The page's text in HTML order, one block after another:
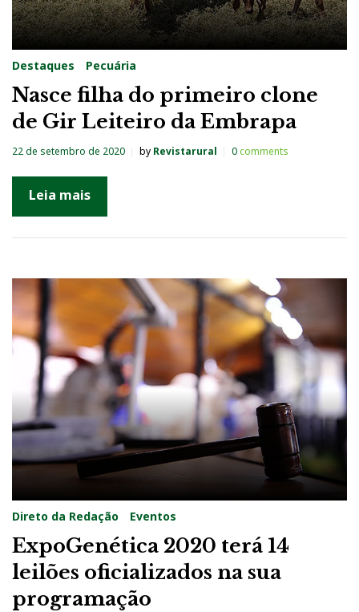
Destaques Pecuária
Nasce filha do primeiro clone
de Gir Leiteiro da Embrapa
22 de setembro de 2020 by Revistarural 0comments
Leia mais
Direto da Redação Eventos
ExpoGenética 2020 terá 14
leilões oficializados na sua
programação